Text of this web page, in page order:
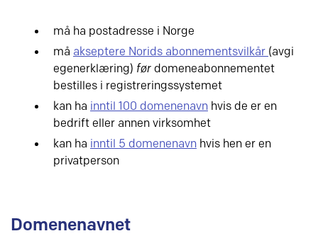
må ha postadresse i Norge
må akseptere Norids abonnementsvilkår (avgi
egenerklæring) før domeneabonnementet
bestilles i registreringssystemet
kan ha inntil 100 domenenavn hvis de er en
bedrift eller annen virksomhet
kan ha inntil 5 domenenavn hvis hen er en
privatperson
Domenenavnet